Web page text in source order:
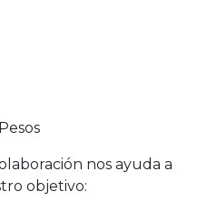
nos ayuda a
objetivo: